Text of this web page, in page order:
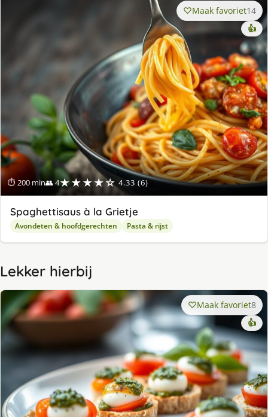
⏱ 200 min👥 4★★★★☆ 4.33 (6)
Maak favoriet14
👍
Spaghettisaus à la Grietje
Avondeten & hoofdgerechten Pasta & rijst
Lekker hierbij
Maak favoriet8
👍